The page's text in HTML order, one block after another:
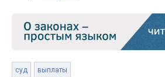
суд выплаты